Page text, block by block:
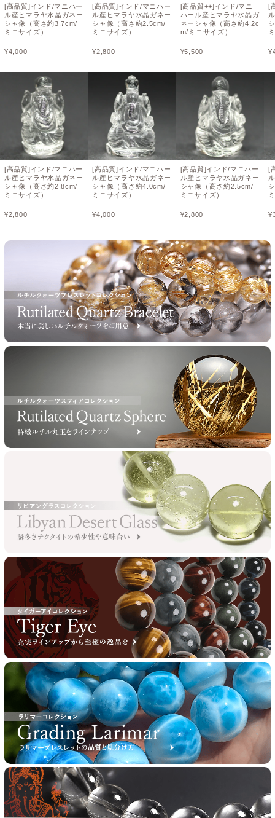
[高品質]インド/マニハー
ル産ヒマラヤ水晶ガネー
シャ像（高さ約3.7cm/
ミニサイズ）
¥4,000
[高品質]インド/マニハー
ル産ヒマラヤ水晶ガネー
シャ像（高さ約2.8cm/
ミニサイズ）
¥2,800
[高品質]インド/マニハー
ル産ヒマラヤ水晶ガネー
シャ像（高さ約2.5cm/
ミニサイズ）
¥2,800
[高品質]インド/マニハー
ル産ヒマラヤ水晶ガネー
シャ像（高さ約4.0cm/
ミニサイズ）
¥4,000
[高品質++]インド/マニ
ハール産ヒマラヤ水晶ガ
ネーシャ像（高さ約4.2c
m/ミニサイズ）
¥5,500
[高品質]インド/マニハー
ル産ヒマラヤ水晶ガネー
シャ像（高さ約2.5cm/
ミニサイズ）
¥2,800
[
¥
[
¥